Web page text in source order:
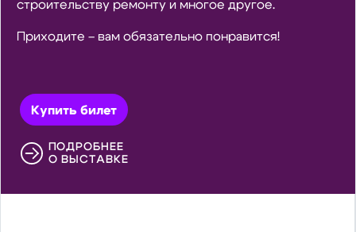
строительству ремонту и многое другое.
Приходите – вам обязательно понравится!
Купить билет
ПОДРОБНЕЕ
О ВЫСТАВКЕ